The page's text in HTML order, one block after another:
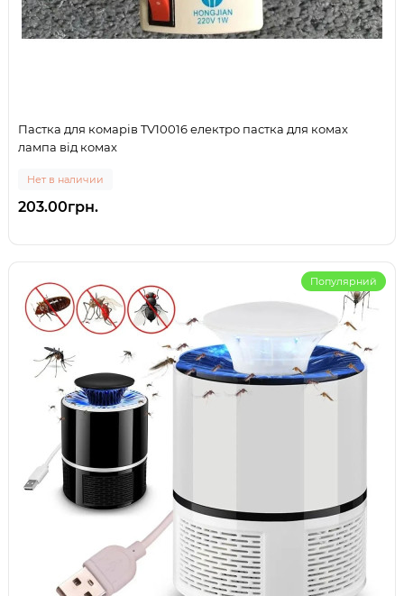
Пастка для комарів TV10016 електро пастка для комах
лампа від комах
Нет в наличии
203.00грн.
Популярний